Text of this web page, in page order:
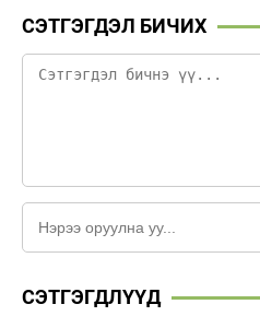
СЭТГЭГДЭЛ БИЧИХ
СЭТГЭГДЛҮҮД